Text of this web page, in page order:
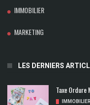
IMMOBILIER
MARKETING
LES DERNIERS
Taxe Ordure
IMMOBILIER